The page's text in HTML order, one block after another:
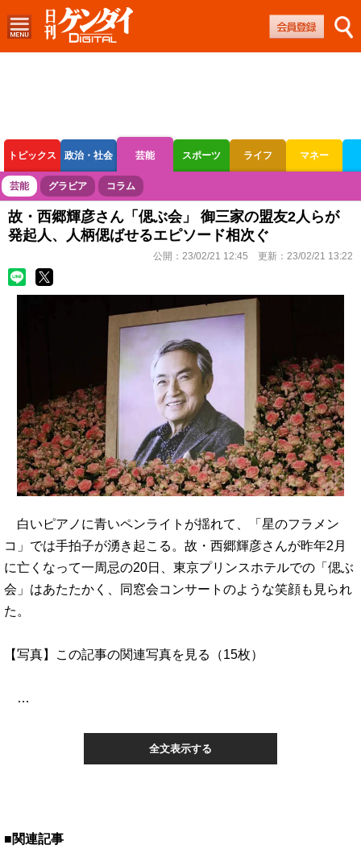
トピックス 政治・社会 芸能 スポーツ ライフ マネー
ボートレース 競輪 オートレース
芸能 グラビア コラム
故・西郷輝彦さん「偲ぶ会」 御三家の盟友2人らが
発起人、人柄偲ばせるエピソード相次ぐ
公開： 23/02/21 12:45 更新： 23/02/21 13:22
白いピアノに青いペンライトが揺れて、「星のフラメン
コ」では手拍子が湧き起こる。故・西郷輝彦さんが昨年2月
に亡くなって一周忌の20日、東京プリンスホテルでの「偲ぶ
会」はあたたかく、同窓会コンサートのような笑顔も見られ
た。
【写真】この記事の関連写真を見る（15枚）
…
全文表示する
■関連記事